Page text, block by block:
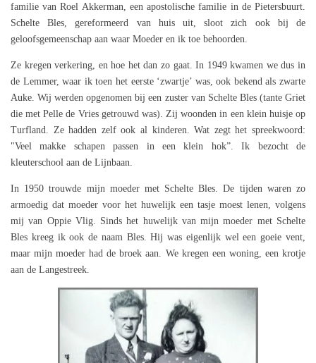
familie van Roel Akkerman, een apostolische familie in de Pietersbuurt.
Schelte Bles, gereformeerd van huis uit, sloot zich ook bij de
geloofsgemeenschap aan waar Moeder en ik toe behoorden.
Ze kregen verkering, en hoe het dan zo gaat. In 1949 kwamen we dus in
de Lemmer, waar ik toen het eerste ‘zwartje’ was, ook bekend als zwarte
Auke. Wij werden opgenomen bij een zuster van Schelte Bles (tante Griet
die met Pelle de Vries getrouwd was). Zij woonden in een klein huisje op
Turfland. Ze hadden zelf ook al kinderen. Wat zegt het spreekwoord:
"Veel makke schapen passen in een klein hok”. Ik bezocht de
kleuterschool aan de Lijnbaan.
In 1950 trouwde mijn moeder met Schelte Bles. De tijden waren zo
armoedig dat moeder voor het huwelijk een tasje moest lenen, volgens
mij van Oppie Vlig. Sinds het huwelijk van mijn moeder met Schelte
Bles kreeg ik ook de naam Bles. Hij was eigenlijk wel een goeie vent,
maar mijn moeder had de broek aan. We kregen een woning, een krotje
aan de Langestreek.